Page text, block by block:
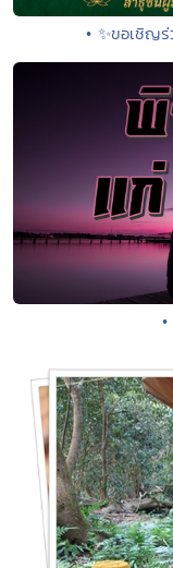
• ✨ขอเชิญ